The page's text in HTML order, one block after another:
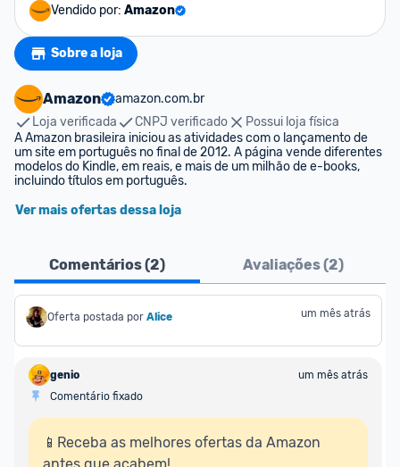
Vendido por: Amazon
Sobre a loja
Amazon
amazon.com.br
Loja verificada
CNPJ verificado
Possui loja física
A Amazon brasileira iniciou as atividades com o lançamento de
um site em português no final de 2012. A página vende diferentes
modelos do Kindle, em reais, e mais de um milhão de e-books,
incluindo títulos em português.
Ver mais ofertas dessa loja
Comentários (2) Avaliações (2)
Oferta postada por Alice um mês atrás
genio
um mês atrás
Comentário fixado
📱Receba as melhores ofertas da Amazon